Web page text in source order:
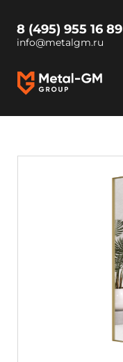
8 (495) 955 16 89
info@metalgm.ru